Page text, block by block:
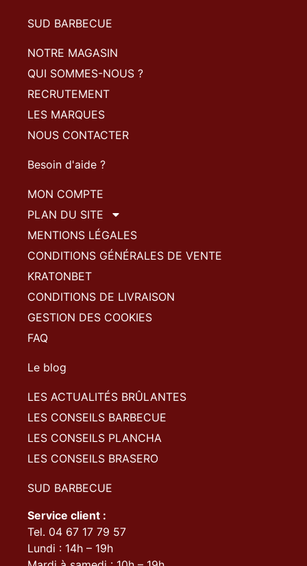
SUD BARBECUE
NOTRE MAGASIN
QUI SOMMES-NOUS ?
RECRUTEMENT
LES MARQUES
NOUS CONTACTER
Besoin d'aide ?
MON COMPTE
PLAN DU SITE
MENTIONS LÉGALES
CONDITIONS GÉNÉRALES DE VENTE
KRATONBET
CONDITIONS DE LIVRAISON
GESTION DES COOKIES
FAQ
Le blog
LES ACTUALITÉS BRÛLANTES
LES CONSEILS BARBECUE
LES CONSEILS PLANCHA
LES CONSEILS BRASERO
SUD BARBECUE
Service client :
Tel. 04 67 17 79 57
Lundi : 14h – 19h